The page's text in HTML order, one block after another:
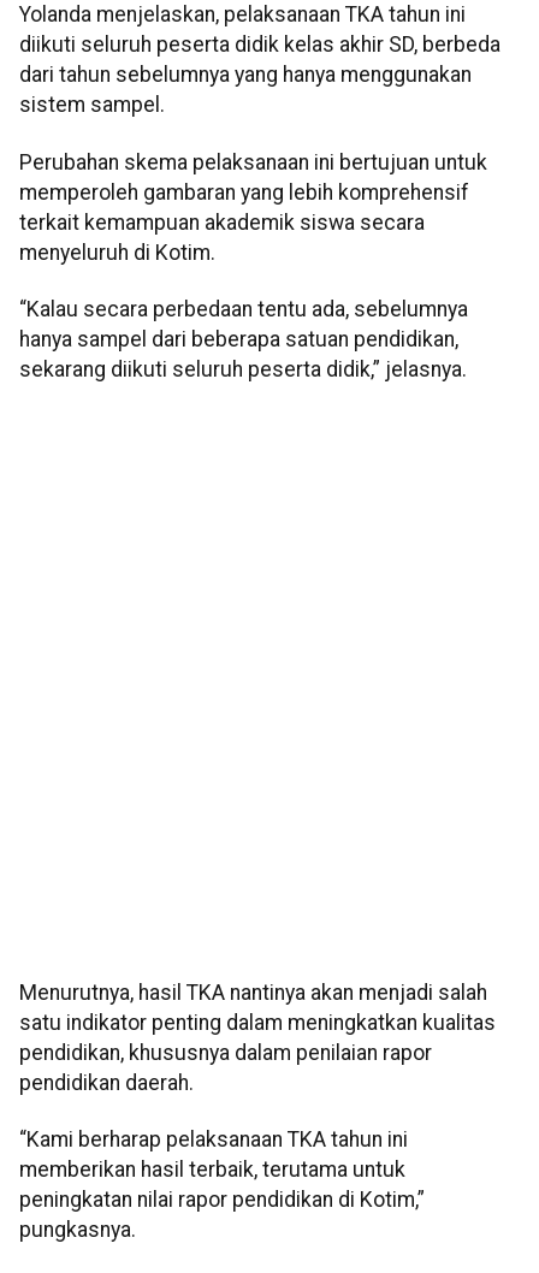
Yolanda menjelaskan, pelaksanaan TKA tahun ini
diikuti seluruh peserta didik kelas akhir SD, berbeda
dari tahun sebelumnya yang hanya menggunakan
sistem sampel.
Perubahan skema pelaksanaan ini bertujuan untuk
memperoleh gambaran yang lebih komprehensif
terkait kemampuan akademik siswa secara
menyeluruh di Kotim.
“Kalau secara perbedaan tentu ada, sebelumnya
hanya sampel dari beberapa satuan pendidikan,
sekarang diikuti seluruh peserta didik,” jelasnya.
Menurutnya, hasil TKA nantinya akan menjadi salah
satu indikator penting dalam meningkatkan kualitas
pendidikan, khususnya dalam penilaian rapor
pendidikan daerah.
“Kami berharap pelaksanaan TKA tahun ini
memberikan hasil terbaik, terutama untuk
peningkatan nilai rapor pendidikan di Kotim,”
pungkasnya.